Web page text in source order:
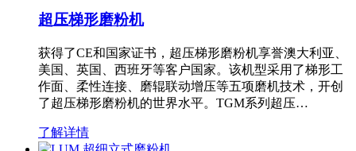
超压梯形磨粉机
获得了CE和国家证书，超压梯形磨粉机享誉澳大利亚、
美国、英国、西班牙等客户国家。该机型采用了梯形工
作面、柔性连接、磨辊联动增压等五项磨机技术，开创
了超压梯形磨粉机的世界水平。TGM系列超压…
了解详情